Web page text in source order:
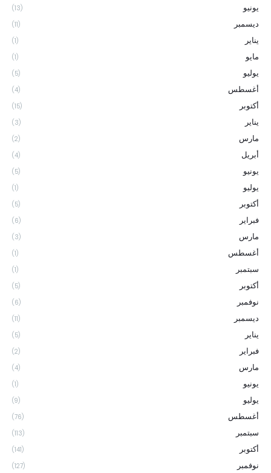
يونيو (13)
ديسمبر (11)
يناير (1)
مايو (1)
يوليو (5)
أغسطس (4)
أكتوبر (15)
يناير (3)
مارس (2)
أبريل (4)
يونيو (5)
يوليو (1)
أكتوبر (5)
فبراير (6)
مارس (3)
أغسطس (1)
سبتمبر (1)
أكتوبر (5)
نوفمبر (6)
ديسمبر (11)
يناير (5)
فبراير (2)
مارس (4)
يونيو (1)
يوليو (9)
أغسطس (76)
سبتمبر (113)
أكتوبر (141)
نوفمبر (127)